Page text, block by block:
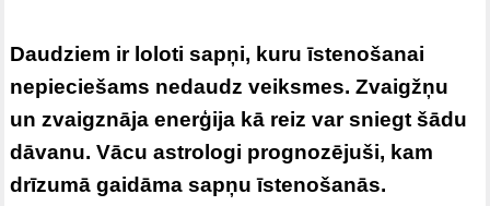
Daudziem ir loloti sapņi, kuru īstenošanai
nepieciešams nedaudz veiksmes. Zvaigžņu
un zvaigznāja enerģija kā reiz var sniegt šādu
dāvanu. Vācu astrologi prognozējuši, kam
drīzumā gaidāma sapņu īstenošanās.